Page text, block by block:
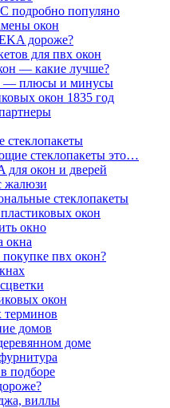
подробно популяно
окон
дороже?
для пвх окон
— какие лучше?
— плюсы и минусы
окон 1835 год
стеклопакеты это…
окон и дверей
жалюзи
стеклопакеты
окон
окно
окна
пвх окон?
окон
домов
доме
подборе
виллы